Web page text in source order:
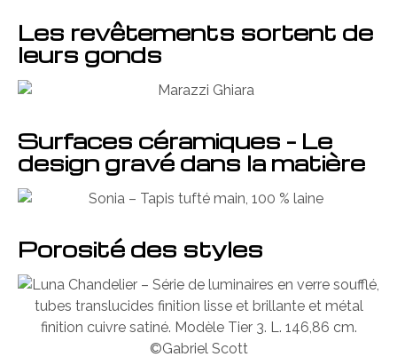
Les revêtements sortent de
leurs gonds
Surfaces céramiques – Le
design gravé dans la matière
Porosité des styles